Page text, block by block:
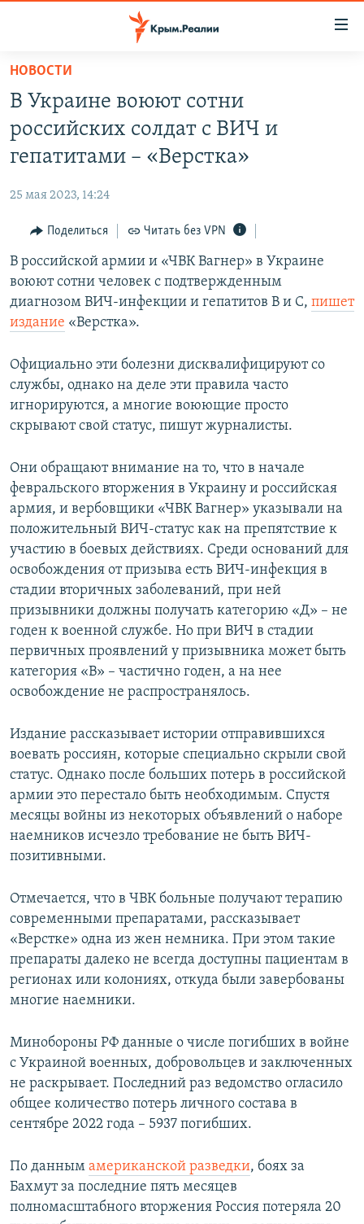
Вернуться
основному
содержанию
Вернутся
главной
Вернутся
поиску
СПЕЦПРОЕКТЫ
11 ЛЕТ ОККУПАЦИИ КРЫМА. 11 ИСТОРИЙ СОПРОТИВЛЕНИЯ
ВОДА
ЕЩЕ
ИНТЕРАКТИВ
ИНФОГРАФИКА
ТЕЛЕПРОЕКТ КРЫМ.РЕАЛИИ
СОВЕТЫ ПРАВОЗАЩИТНИКОВ
ПОБЕДИТЕЛЕЙ НЕ СУДЯТ?
КРЫМ.НЕПОКОРЕННЫЙ
УКРАИНСКАЯ ПРОБЛЕМА КРЫМА
РАДІО СВОБОДА
КАК ОБОЙТИ БЛОКИРОВКУ
Українською
Qırımtatar
ПРИСОЕДИНЯЙТЕСЬ!
Все сайты RFE/RL
НОВОСТИ
В Украине воюют сотни
российских солдат с ВИЧ и
гепатитами – «Верстка»
25 мая 2023, 14:24
Поделиться Читать без VPN
В российской армии и «ЧВК Вагнер» в Украине
воюют сотни человек с подтвержденным
диагнозом ВИЧ-инфекции и гепатитов B и C, пишет
издание «Верстка».
Официально эти болезни дисквалифицируют со
службы, однако на деле эти правила часто
игнорируются, а многие воюющие просто
скрывают свой статус, пишут журналисты.
Они обращают внимание на то, что в начале
февральского вторжения в Украину и российская
армия, и вербовщики «ЧВК Вагнер» указывали на
положительный ВИЧ-статус как на препятствие к
участию в боевых действиях. Среди оснований для
освобождения от призыва есть ВИЧ-инфекция в
стадии вторичных заболеваний, при ней
призывники должны получать категорию «Д» – не
годен к военной службе. Но при ВИЧ в стадии
первичных проявлений у призывника может быть
категория «В» – частично годен, а на нее
освобождение не распространялось.
Издание рассказывает истории отправившихся
воевать россиян, которые специально скрыли свой
статус. Однако после больших потерь в российской
армии это перестало быть необходимым. Спустя
месяцы войны из некоторых объявлений о наборе
наемников исчезло требование не быть ВИЧ-
позитивными.
Отмечается, что в ЧВК больные получают терапию
современными препаратами, рассказывает
«Верстке» одна из жен немника. При этом такие
препараты далеко не всегда доступны пациентам в
регионах или колониях, откуда были завербованы
многие наемники.
Минобороны РФ данные о числе погибших в войне
с Украиной военных, добровольцев и заключенных
не раскрывает. Последний раз ведомство огласило
общее количество потерь личного состава в
сентябре 2022 года – 5937 погибших.
По данным американской разведки, боях за
Бахмут за последние пять месяцев
полномасштабного вторжения Россия потеряла 20